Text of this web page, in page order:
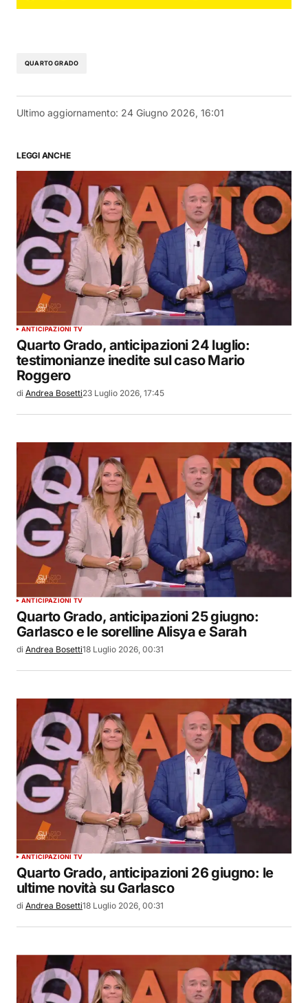
QUARTO GRADO
Ultimo aggiornamento: 24 Giugno 2026, 16:01
LEGGI ANCHE
ANTICIPAZIONI TV
Quarto Grado, anticipazioni 24 luglio:
testimonianze inedite sul caso Mario
Roggero
di Andrea Bosetti23 Luglio 2026, 17:45
ANTICIPAZIONI TV
Quarto Grado, anticipazioni 25 giugno:
Garlasco e le sorelline Alisya e Sarah
di Andrea Bosetti18 Luglio 2026, 00:31
ANTICIPAZIONI TV
Quarto Grado, anticipazioni 26 giugno: le
ultime novità su Garlasco
di Andrea Bosetti18 Luglio 2026, 00:31